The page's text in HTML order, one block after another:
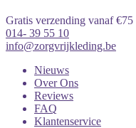
Gratis verzending vanaf €75
014- 39 55 10
info@zorgvrijkleding.be
Nieuws
Over Ons
Reviews
FAQ
Klantenservice